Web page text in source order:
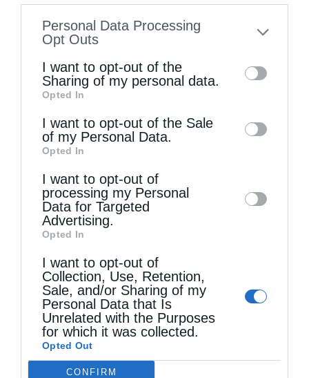
to your opt-out. You may separately opt-out
information by third parties on the IAB’s list
of downstream participants. This
information may also be disclosed by us to
third parties on theIAB’s List of
Downstream Participants
disclose it to other third parties.
Personal Data Processing
Opt Outs
I want to opt-out of the
Sharing of my personal data.
Opted In
I want to opt-out of the Sale
of my Personal Data.
Opted In
I want to opt-out of
processing my Personal
Data for Targeted
Advertising.
Opted In
I want to opt-out of
Collection, Use, Retention,
Sale, and/or Sharing of my
Personal Data that Is
Unrelated with the Purposes
for which it was collected.
Opted Out
CONFIRM
Ψαλίδι στη γλώσσα
Άγιος Παΐσιος ο Αγιορείτης: Ἐχε εμπιστοσύνη στο
Θεό